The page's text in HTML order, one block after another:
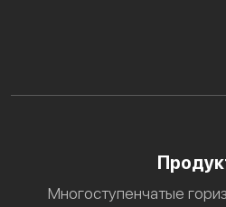
Многоступенчатые